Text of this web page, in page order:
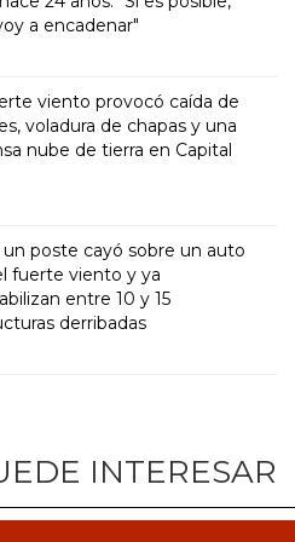
a encadenar"
viento provocó caída de
voladura de chapas y una
nube de tierra en Capital
un poste cayó sobre un auto
fuerte viento y ya
entre 10 y 15
derribadas
INTERESAR